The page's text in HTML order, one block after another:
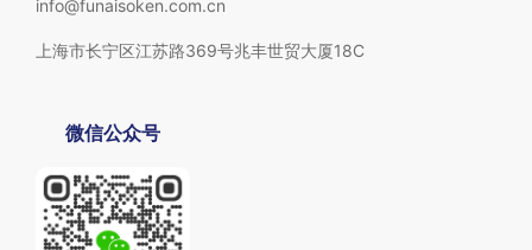
info@funaisoken.com.cn
上海市长宁区江苏路369号兆丰世贸大厦18C
微信公众号